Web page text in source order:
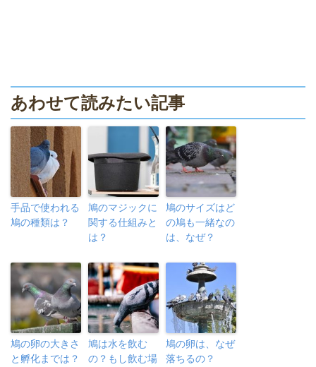
あわせて読みたい記事
手品で使われる
鳩の種類は？
鳩のマジックに
関する仕組みと
は？
鳩のサイズはど
の鳩も一緒なの
は、なぜ？
鳩の卵の大きさ
と孵化までは？
鳩は水を飲む
の？もし飲む場
鳩の卵は、なぜ
落ちるの？